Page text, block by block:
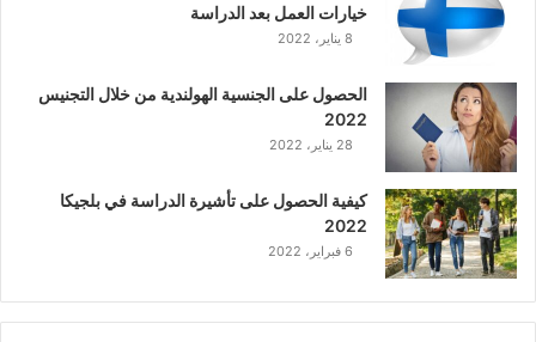
ر
ب
ي
ة
خيارات العمل بعد الدراسة
8 يناير، 2022
الحصول على الجنسية الهولندية من خلال التجنيس
2022
28 يناير، 2022
كيفية الحصول على تأشيرة الدراسة في بلجيكا
2022
6 فبراير، 2022